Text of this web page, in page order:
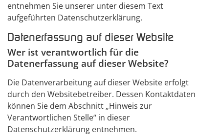
entnehmen Sie unserer unter diesem Text
aufgeführten Datenschutzerklärung.
Datenerfassung auf dieser Website
Wer ist verantwortlich für die
Datenerfassung auf dieser Website?
Die Datenverarbeitung auf dieser Website erfolgt
durch den Websitebetreiber. Dessen Kontaktdaten
können Sie dem Abschnitt „Hinweis zur
Verantwortlichen Stelle“ in dieser
Datenschutzerklärung entnehmen.